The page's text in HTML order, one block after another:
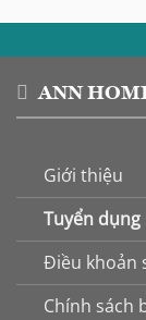
ANN
Giới thiệu
Tuyển dụng
Điều khoản
Chính sách